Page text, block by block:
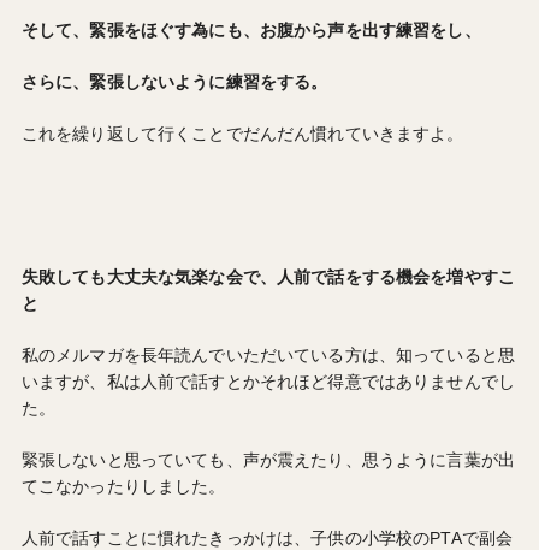
そして、緊張をほぐす為にも、お腹から声を出す練習をし、
さらに、緊張しないように練習をする。
これを繰り返して行くことでだんだん慣れていきますよ。
失敗しても大丈夫な気楽な会で、人前で話をする機会を増やすこ
と
私のメルマガを長年読んでいただいている方は、知っていると思
いますが、私は人前で話すとかそれほど得意ではありませんでし
た。
緊張しないと思っていても、声が震えたり、思うように言葉が出
てこなかったりしました。
人前で話すことに慣れたきっかけは、子供の小学校のPTAで副会